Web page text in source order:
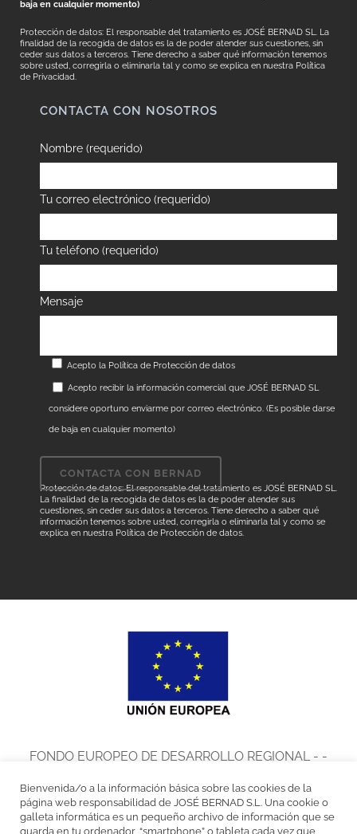
baja en cualquier momento)
Protección de datos: El responsable del tratamiento es JOSÉ BERNAD SL. La
finalidad de la recogida de datos es la de poder atender sus cuestiones, sin
ceder sus datos a terceros. Tiene derecho a saber qué información tenemos
sobre usted, corregirla o eliminarla tal y como se explica en nuestra Política
de Privacidad.
CONTACTA CON NOSOTROS
Nombre (requerido)
Tu correo electrónico (requerido)
Tu teléfono (requerido)
Mensaje
Acepto la Política de Protección de datos
Acepto recibir la información comercial que JOSÉ BERNAD SL
considere oportuno enviarme por correo electrónico. (Es posible darse
de baja en cualquier momento)
Protección de datos: El responsable del tratamiento es JOSÉ BERNAD SL.
La finalidad de la recogida de datos es la de poder atender sus
cuestiones, sin ceder sus datos a terceros. Tiene derecho a saber qué
información tenemos sobre usted, corregirla o eliminarla tal y como se
explica en nuestra Política de Protección de datos
FONDO EUROPEO DE DESARROLLO REGIONAL - -
José Bernad, S.L. en el marco del Programa de Iniciación a la
Exportación ICEX Next, ha contado con el apoyo de ICEX y con la
Bienvenida/o a la información básica sobre las cookies de la
página web responsabilidad de JOSÉ BERNAD S.L. Una cookie o
galleta informática es un pequeño archivo de información que se
guarda en tu ordenador, “smartphone” o tableta cada vez que